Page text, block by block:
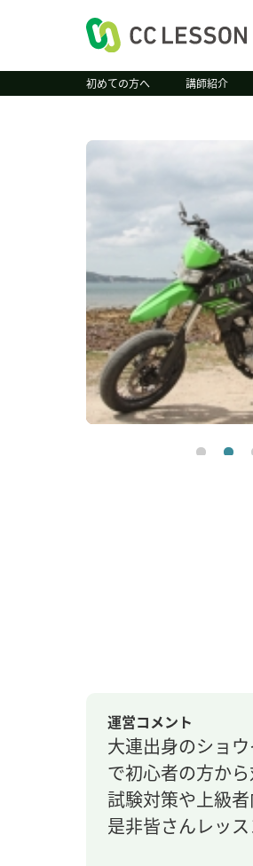
初めての方へ 講師紹介
運営コメント
大連出身のショ
で初心者の方から
試験対策や上級者
是非皆さんレッス